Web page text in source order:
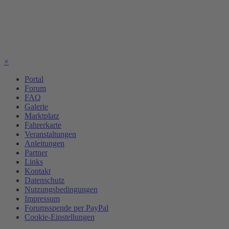
×
Portal
Forum
FAQ
Galerie
Marktplatz
Fahrerkarte
Veranstaltungen
Anleitungen
Partner
Links
Kontakt
Datenschutz
Nutzungsbedingungen
Impressum
Forumsspende per PayPal
Cookie-Einstellungen